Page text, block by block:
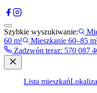
Szybkie wyszukiwanie:
60 m²
Mieszkanie 60–85
Zadzwón teraz: 570 087
Lista mieszkań